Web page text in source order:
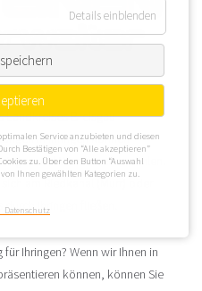
Landkreises Breisgau-
in Ihringen können
und Wasenweiler wählen.
am Riedkanal (Murr) oder
Ihringen fließen.
Ihringen? Wenn wir Ihnen in
können, können Sie
Details einblenden
Service anzubieten und diesen
Bestätigen von “Alle akzeptieren”
zu. Über den Button “Auswahl
Ihnen gewählten Kategorien zu.
Datenschutz